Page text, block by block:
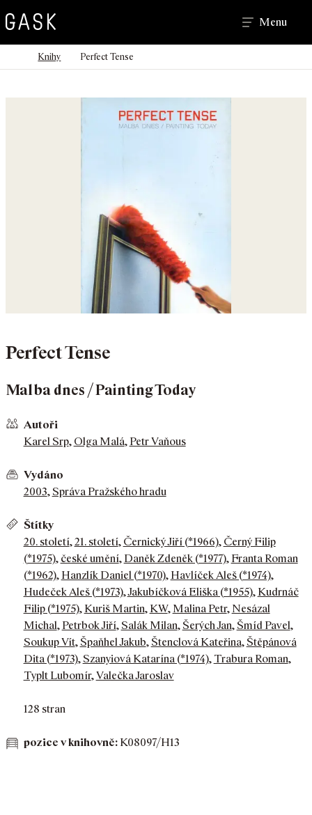
Hledat
Menu
DomůKnihy Perfect Tense
Perfect Tense
Malba dnes / Painting Today
Autoři
Karel Srp, Olga Malá, Petr Vaňous
Vydáno
2003, Správa Pražského hradu
Štítky
20. století,21. století, Černický Jiří (*1966), Černý Filip
(*1975), české umění, Daněk Zdeněk (*1977), Franta Roman
(*1962), Hanzlík Daniel (*1970), Havlíček Aleš (*1974),
Hudeček Aleš (*1973),Jakubíčková Eliška (*1955), Kudrnáč
Filip (*1975), Kuriš Martin, KW, Malina Petr, Nesázal
Michal, Petrbok Jiří, Salák Milan, Šerých Jan, Šmíd Pavel,
Soukup Vít, Špaňhel Jakub, Štenclová Kateřina, Štěpánová
Dita (*1973), Szanyiová Katarína (*1974), Trabura Roman,
Typlt Lubomír,Valečka Jaroslav
128 stran
pozice v knihovně:K08097/H13